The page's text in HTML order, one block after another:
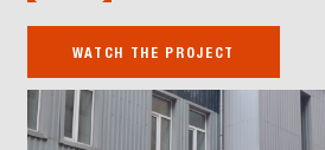
WATCH THE PROJECT